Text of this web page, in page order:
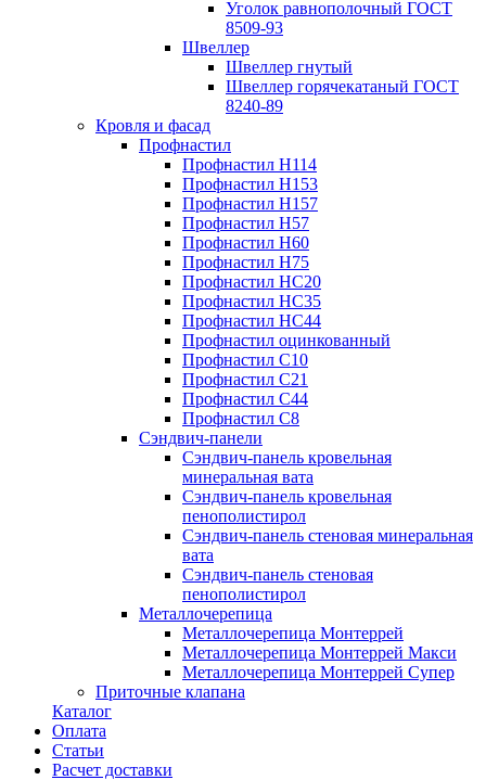
Уголок равнополочный ГОСТ
8509-93
Швеллер
Швеллер гнутый
Швеллер горячекатаный ГОСТ
8240-89
Кровля и фасад
Профнастил
Профнастил Н114
Профнастил Н153
Профнастил Н157
Профнастил Н57
Профнастил Н60
Профнастил Н75
Профнастил НС20
Профнастил НС35
Профнастил НС44
Профнастил оцинкованный
Профнастил С10
Профнастил С21
Профнастил С44
Профнастил С8
Сэндвич-панели
Сэндвич-панель кровельная
минеральная вата
Сэндвич-панель кровельная
пенополистирол
Сэндвич-панель стеновая минеральная
вата
Сэндвич-панель стеновая
пенополистирол
Металлочерепица
Металлочерепица Монтеррей
Металлочерепица Монтеррей Макси
Металлочерепица Монтеррей Супер
Приточные клапана
Каталог
Оплата
Статьи
Расчет доставки